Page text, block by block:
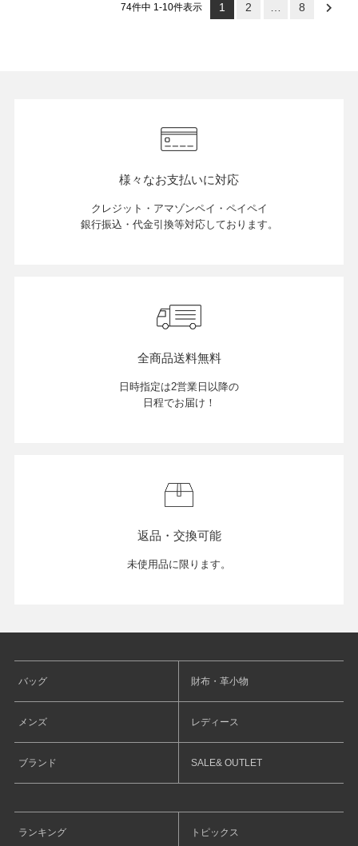
74件中 1 -10件表示 1 2 8
様々なお支払いに対応
クレジット・アマゾンペイ・ペイペイ
銀行振込・代金引換等対応しております。
全商品送料無料
日時指定は2営業日以降の
日程でお届け！
返品・交換可能
未使用品に限ります。
バッグ 財布・革小物
メンズ レディース
ブランド SALE& OUTLET
ランキング トピックス